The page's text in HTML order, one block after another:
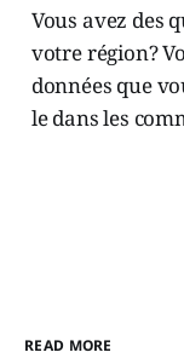
Vous avez des
votre région?
données que
le dans les
READ MORE